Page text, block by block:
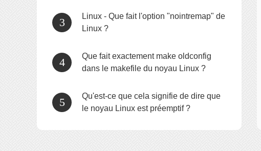
Linux - Que fait l'option "nointremap" de
Linux ?
Que fait exactement make oldconfig
dans le makefile du noyau Linux ?
Qu'est-ce que cela signifie de dire que
le noyau Linux est préemptif ?